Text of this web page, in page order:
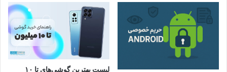
لیست بهترین گوشی‌های تا ۱۰